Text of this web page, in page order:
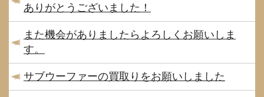
ありがとうございました！
また機会がありましたらよろしくお願いしま
す。
サブウーファーの買取りをお願いしました